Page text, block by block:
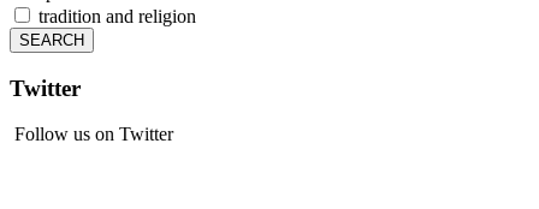
tradition and religion
Twitter
Follow us on Twitter